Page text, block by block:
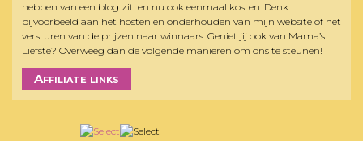
hebben van een blog zitten nu ook eenmaal kosten. Denk
bijvoorbeeld aan het hosten en onderhouden van mijn website of het
versturen van de prijzen naar winnaars. Geniet jij ook van Mama’s
Liefste? Overweeg dan de volgende manieren om ons te steunen!
Affiliate links